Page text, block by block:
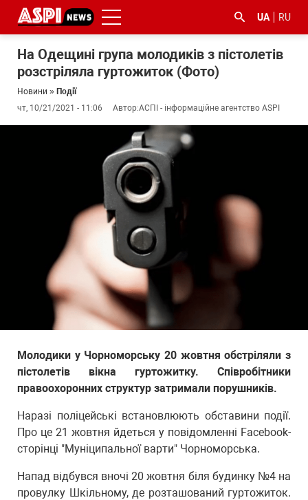
UA RU
На Одещині група молодиків з пістолетів
розстріляла гуртожиток (Фото)
Новини » Події
чт, 10/21/2021 - 11:06
Автор:АСПІ - інформаційне агентство ASPI
Молодики у Чорноморську 20 жовтня обстріляли з
пістолетів вікна гуртожитку. Співробітники
правоохоронних структур затримали порушників.
Наразі поліцейські встановлюють обставини події.
Про це 21 жовтня йдеться у повідомленні Facebook-
сторінці "Муніципальної варти" Чорноморська.
Напад відбувся вночі 20 жовтня біля будинку №4 на
провулку Шкільному, де розташований гуртожиток.
#ДФС #Київ